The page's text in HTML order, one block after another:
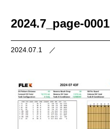
2024.7_page-0001
2024.07.1 ／